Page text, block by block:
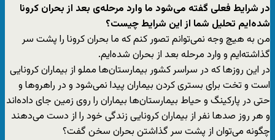
در شرایط فعلی گفته می‌شود ما وارد مرحله‌ی بعد از بحران کرونا
شده‌ایم تحلیل شما از این شرایط چیست؟
من به هیچ وجه نمی‌توانم تصور کنم که ما بحران کرونا را پشت سر
گذاشته‌ایم و وارد مرحله بعد از بحران شده‌ایم.
در این روزها که در سراسر کشور بیمارستان‌ها مملو از بیماران کرونایی
است و تخت برای بستری کردن بیماران پیدا نمی‌شود و در راهروها و
حتی در پارکینگ و حیاط بیمارستان‌ها بیماران را روی زمین جای داده‌اند
و هر روز صدها نفر از بیماران کرونایی زندگی خود را از دست می‌دهند
چگونه می‌توان از پشت سر گذاشتن بحران سخن گفت؟